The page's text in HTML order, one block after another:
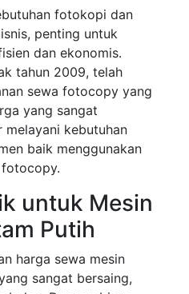
fotokopi dan
penting untuk
dan ekonomis.
tahun 2009, telah
sewa fotocopy yang
yang sangat
kebutuhan
baik menggunakan
untuk Mesin
Putih
harga sewa mesin
sangat bersaing,